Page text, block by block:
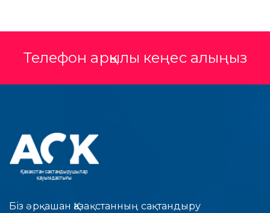
Телефон арқылы кеңес алыңыз
Біз әрқашан Қазақстанның сақтандыру